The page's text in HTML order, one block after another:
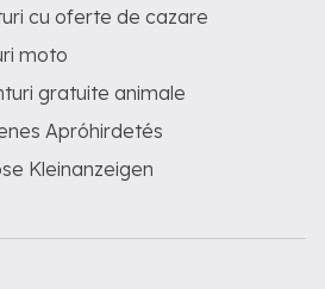
cu oferte de cazare
moto
gratuite animale
Apróhirdetés
Kleinanzeigen